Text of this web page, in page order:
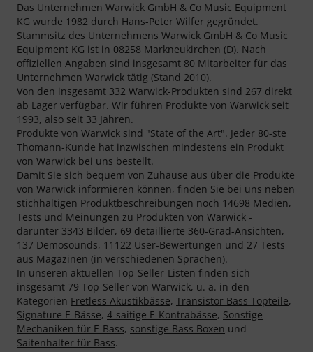
Das Unternehmen Warwick GmbH & Co Music Equipment
KG wurde 1982 durch Hans-Peter Wilfer gegründet.
Stammsitz des Unternehmens Warwick GmbH & Co Music
Equipment KG ist in 08258 Markneukirchen (D). Nach
offiziellen Angaben sind insgesamt 80 Mitarbeiter für das
Unternehmen Warwick tätig (Stand 2010).
Von den insgesamt 332 Warwick-Produkten sind 267 direkt
ab Lager verfügbar. Wir führen Produkte von Warwick seit
1993, also seit 33 Jahren.
Produkte von Warwick sind "State of the Art". Jeder 80-ste
Thomann-Kunde hat inzwischen mindestens ein Produkt
von Warwick bei uns bestellt.
Damit Sie sich bequem von Zuhause aus über die Produkte
von Warwick informieren können, finden Sie bei uns neben
stichhaltigen Produktbeschreibungen noch 14698 Medien,
Tests und Meinungen zu Produkten von Warwick -
darunter 3343 Bilder, 69 detaillierte 360-Grad-Ansichten,
137 Demosounds, 11122 User-Bewertungen und 27 Tests
aus Magazinen (in verschiedenen Sprachen).
In unseren aktuellen Top-Seller-Listen finden sich
insgesamt 79 Top-Seller von Warwick, u. a. in den
Kategorien Fretless Akustikbässe, Transistor Bass Topteile,
Signature E-Bässe, 4-saitige E-Kontrabässe, Sonstige
Mechaniken für E-Bass, sonstige Bass Boxen und
Saitenhalter für Bass.